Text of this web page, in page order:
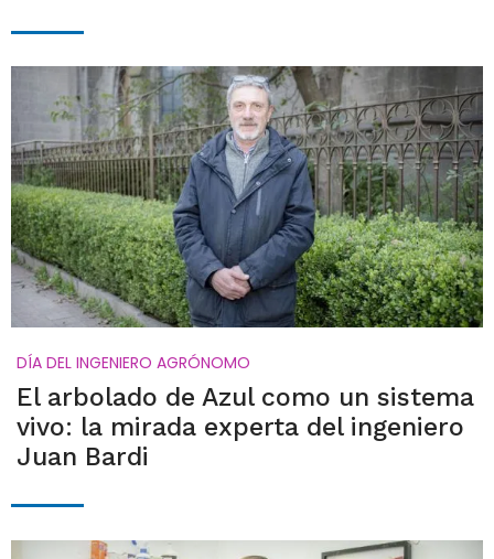
DÍA DEL INGENIERO AGRÓNOMO
El arbolado de Azul como un sistema
vivo: la mirada experta del ingeniero
Juan Bardi